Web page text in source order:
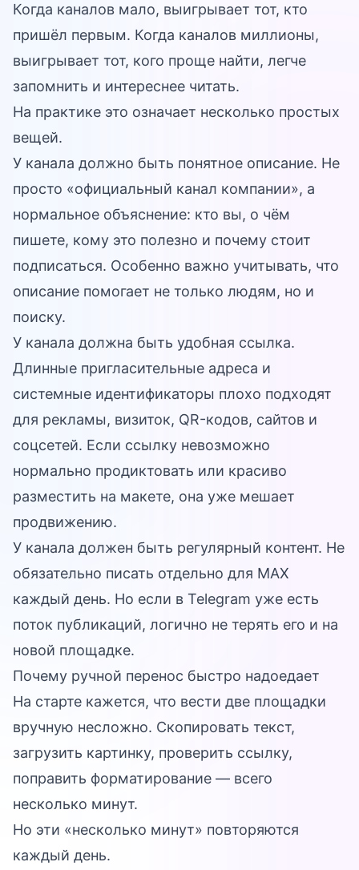
Когда каналов мало, выигрывает тот, кто
пришёл первым. Когда каналов миллионы,
выигрывает тот, кого проще найти, легче
запомнить и интереснее читать.
На практике это означает несколько простых
вещей.
У канала должно быть понятное описание. Не
просто «официальный канал компании», а
нормальное объяснение: кто вы, о чём
пишете, кому это полезно и почему стоит
подписаться. Особенно важно учитывать, что
описание помогает не только людям, но и
поиску.
У канала должна быть удобная ссылка.
Длинные пригласительные адреса и
системные идентификаторы плохо подходят
для рекламы, визиток, QR-кодов, сайтов и
соцсетей. Если ссылку невозможно
нормально продиктовать или красиво
разместить на макете, она уже мешает
продвижению.
У канала должен быть регулярный контент. Не
обязательно писать отдельно для MAX
каждый день. Но если в Telegram уже есть
поток публикаций, логично не терять его и на
новой площадке.
Почему ручной перенос быстро надоедает
На старте кажется, что вести две площадки
вручную несложно. Скопировать текст,
загрузить картинку, проверить ссылку,
поправить форматирование — всего
несколько минут.
Но эти «несколько минут» повторяются
каждый день.